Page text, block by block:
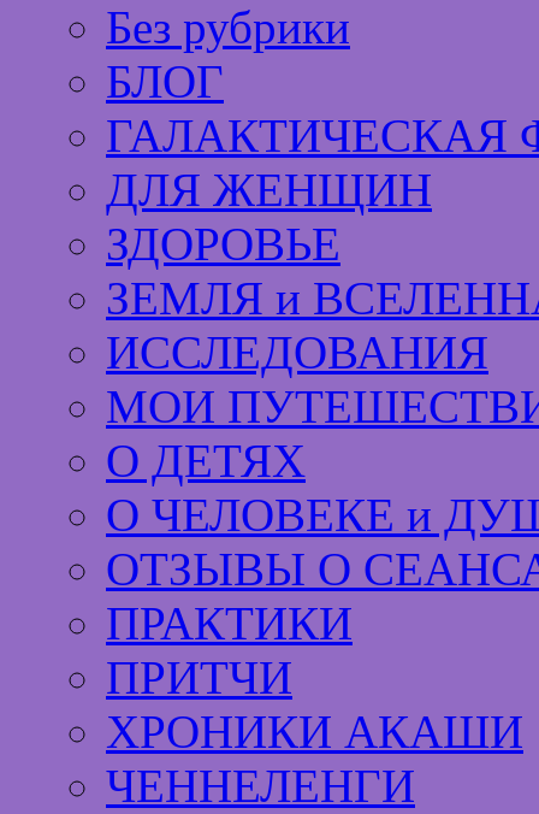
Без рубрики
БЛОГ
ГАЛАКТИЧЕСКАЯ
ДЛЯ ЖЕНЩИН
ЗДОРОВЬЕ
ЗЕМЛЯ и
ИССЛЕДОВАНИЯ
МОИ
О ДЕТЯХ
О ЧЕЛОВЕКЕ и
ОТЗЫВЫ О
ПРАКТИКИ
ПРИТЧИ
ХРОНИКИ АКАШИ
ЧЕННЕЛЕНГИ